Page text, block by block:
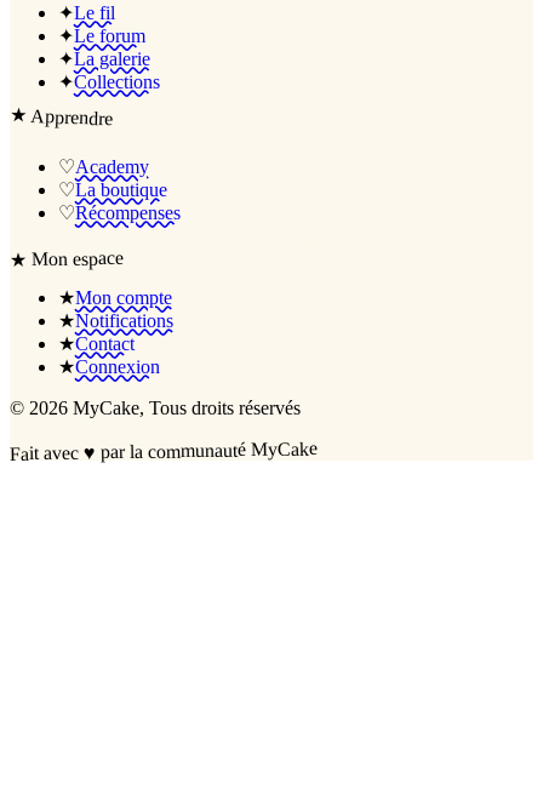
✦Le fil
✦Le forum
✦La galerie
✦Collections
★Apprendre
♡Academy
♡La boutique
♡Récompenses
★Mon espace
★Mon compte
★Notifications
★Contact
★Connexion
© 2026 MyCake, Tous droits réservés
Fait avec♥ par la communauté MyCake